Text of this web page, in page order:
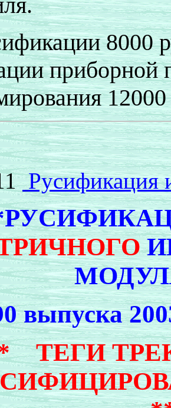
8000
приборной
12000
Русификация
выпуска
ТЕГИ